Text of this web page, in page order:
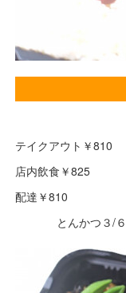
テイクアウト￥810
店内飲食￥825
配達￥810
とんかつ３/